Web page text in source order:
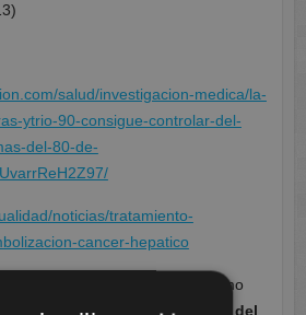
salud/investigacion-medica/la-
ytrio-90-consigue-controlar-del-
del-80-de-
noticias/tratamiento-
cancer-hepatico
te deseamos suerte en tu próximo
Universitario Los Arcos del